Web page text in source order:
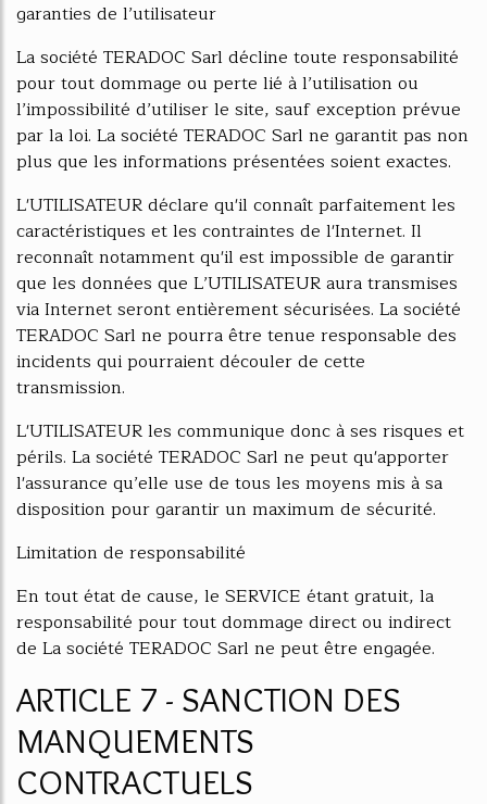
garanties de l’utilisateur
La société TERADOC Sarl décline toute responsabilité
pour tout dommage ou perte lié à l’utilisation ou
l’impossibilité d’utiliser le site, sauf exception prévue
par la loi. La société TERADOC Sarl ne garantit pas non
plus que les informations présentées soient exactes.
L'UTILISATEUR déclare qu'il connaît parfaitement les
caractéristiques et les contraintes de l'Internet. Il
reconnaît notamment qu'il est impossible de garantir
que les données que L’UTILISATEUR aura transmises
via Internet seront entièrement sécurisées. La société
TERADOC Sarl ne pourra être tenue responsable des
incidents qui pourraient découler de cette
transmission.
L'UTILISATEUR les communique donc à ses risques et
périls. La société TERADOC Sarl ne peut qu'apporter
l'assurance qu’elle use de tous les moyens mis à sa
disposition pour garantir un maximum de sécurité.
Limitation de responsabilité
En tout état de cause, le SERVICE étant gratuit, la
responsabilité pour tout dommage direct ou indirect
de La société TERADOC Sarl ne peut être engagée.
ARTICLE 7 - SANCTION DES
MANQUEMENTS
CONTRACTUELS